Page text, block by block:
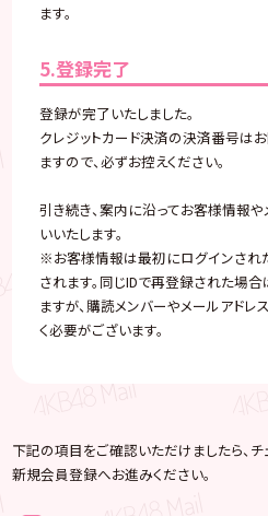
ます。
5.登録完了
登録が完了いたしました。
クレジットカード決済の決済番号は
ますので、必ずお控えください。
引き続き、案内に沿ってお客様情報
いいたします。
※お客様情報は最初にログインされ
されます。同じIDで再登録された場
ますが、購読メンバーやメールアド
く必要がございます。
下記の項目をご確認いただけましたら、チ
新規会員登録へお進みください。